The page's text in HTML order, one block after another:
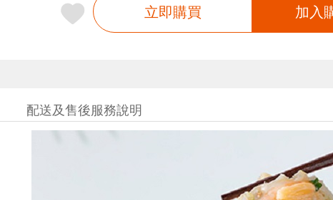
立即購買 加入
配送及售後服務說明